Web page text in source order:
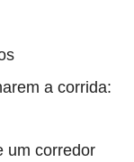
a corrida:
um corredor